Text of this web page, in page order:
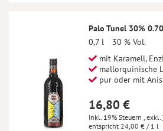
Palo Tunel 30% 0.70
0,7 l
30 % Vol.
mit Karamell,
mallorquinische
pur oder mit
16,80 €
Inkl. 19% Steuern , exkl.
24,00 € / 1 l